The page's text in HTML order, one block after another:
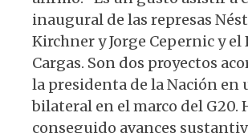
inaugural de las represas
Kirchner y Jorge Cepernic y el
Cargas. Son dos proyectos
la presidenta de la Nación en
bilateral en el marco del G20.
conseguido avances